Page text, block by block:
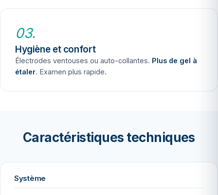
03.
Hygiène et confort
Électrodes ventouses ou auto-collantes. Plus de gel à
étaler. Examen plus rapide.
Caractéristiques techniques
Système